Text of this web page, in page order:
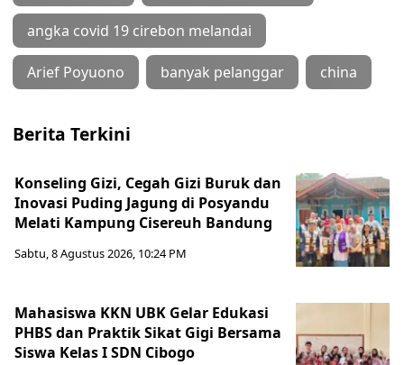
angka covid 19 cirebon melandai
Arief Poyuono banyak pelanggar china
Berita Terkini
Konseling Gizi, Cegah Gizi Buruk dan
Inovasi Puding Jagung di Posyandu
Melati Kampung Cisereuh Bandung
Sabtu, 8 Agustus 2026, 10:24 PM
Mahasiswa KKN UBK Gelar Edukasi
PHBS dan Praktik Sikat Gigi Bersama
Siswa Kelas I SDN Cibogo